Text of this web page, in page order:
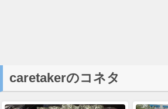
caretakerのコネタ